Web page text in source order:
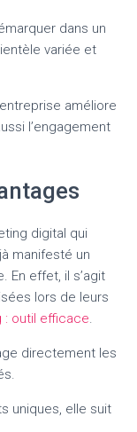
dans un
variée et
améliore
l’engagement
digital qui
manifesté un
En effet, il s’agit
lors de leurs
: outil efficace.
directement les
uniques, elle suit